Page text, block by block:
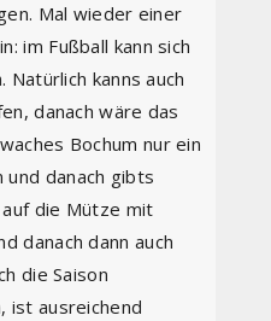
Mal wieder einer
im Fußball kann sich
Natürlich kanns auch
danach wäre das
Bochum nur ein
danach gibts
die Mütze mit
danach dann auch
die Saison
ist ausreichend